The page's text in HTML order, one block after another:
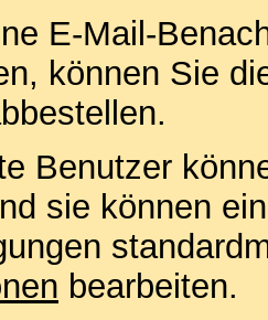
E-Mail-
können Sie
Benutzer
sie können
bearbeiten.